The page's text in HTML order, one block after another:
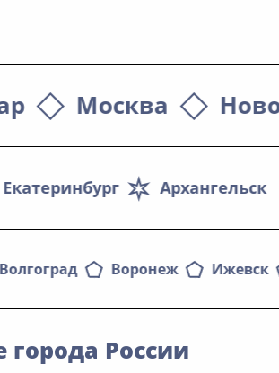
Москва
Архангельск
Екатеринбург
Волгоград Воронеж Ижевск
города России